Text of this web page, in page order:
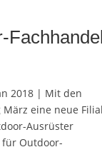
2018 | Mit den
eine neue
Ausrüster
für Outdoor-